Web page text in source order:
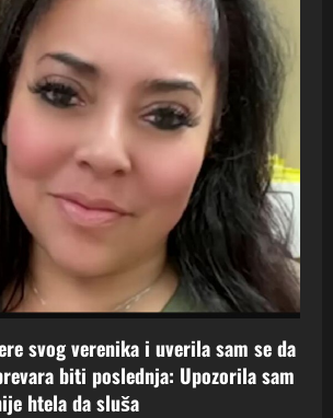
svog verenika i uverila sam se da
biti poslednja: Upozorila sam
htela da sluša